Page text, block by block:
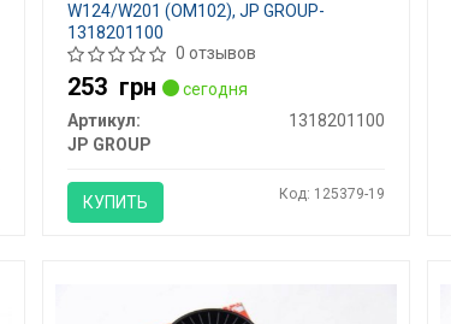
W124/W201 (OM102), JP GROUP-
1318201100
0 отзывов
253 грн
сегодня
Артикул:
1318201100
JP GROUP
КУПИТЬ Код: 125379-19